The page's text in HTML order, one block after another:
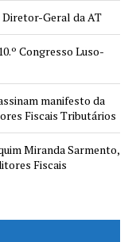
Diretor-Geral da AT
Congresso Luso-
manifesto da
Fiscais Tributários
Miranda Sarmento,
Fiscais